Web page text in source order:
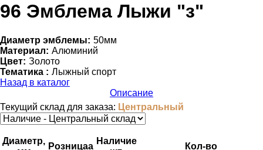
96 Эмблема Лыжи "з"
Диаметр эмблемы: 50мм
Материал: Алюминий
Цвет: Золото
Тематика : Лыжный спорт
Назад в каталог
Описание
Текущий склад для заказа: Центральный
Диаметр,
Розницаa
Наличие
Кол-во